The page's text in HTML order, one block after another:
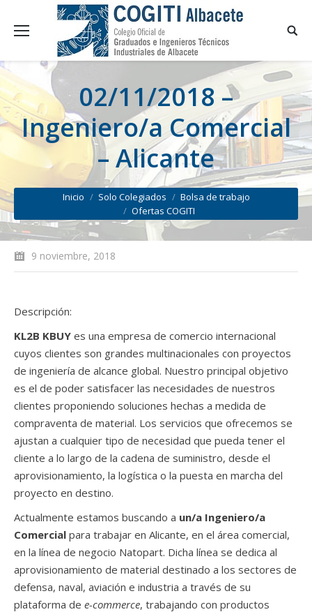
02/11/2018 –
Ingeniero/a Comercial
– Alicante
You are here:
Inicio Solo Colegiados
Bolsa de trabajo
Ofertas COGITI
9 noviembre, 2018
Descripción:
KL2B KBUY es una empresa de comercio internacional
cuyos clientes son grandes multinacionales con proyectos
de ingeniería de alcance global. Nuestro principal objetivo
es el de poder satisfacer las necesidades de nuestros
clientes proponiendo soluciones hechas a medida de
compraventa de material. Los servicios que ofrecemos se
ajustan a cualquier tipo de necesidad que pueda tener el
cliente a lo largo de la cadena de suministro, desde el
aprovisionamiento, la logística o la puesta en marcha del
proyecto en destino.
Actualmente estamos buscando a un/a Ingeniero/a
Comercial para trabajar en Alicante, en el área comercial,
en la línea de negocio Natopart. Dicha línea se dedica al
aprovisionamiento de material destinado a los sectores de
defensa, naval, aviación e industria a través de su
plataforma de e-commerce, trabajando con productos